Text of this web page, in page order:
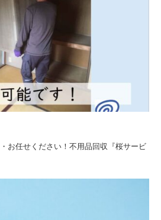
お任せください！不用品回収『桜サービ